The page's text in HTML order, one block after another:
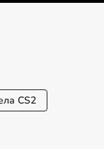
CS2